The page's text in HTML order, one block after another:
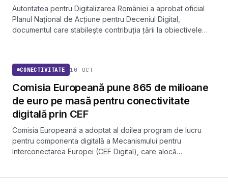
Autoritatea pentru Digitalizarea României a aprobat oficial
Planul Național de Acțiune pentru Deceniul Digital,
documentul care stabilește contribuția țării la obiectivele
CONECTIVITATE 10 OCT
Comisia Europeană pune 865 de milioane
de euro pe masă pentru conectivitate
digitală prin CEF
Comisia Europeană a adoptat al doilea program de lucru
pentru componenta digitală a Mecanismului pentru
Interconectarea Europei (CEF Digital), care alocă